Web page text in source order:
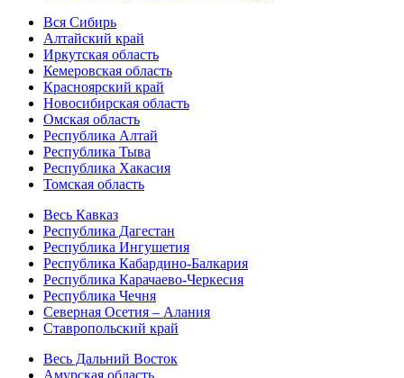
Вся Сибирь
Алтайский край
Иркутская область
Кемеровская область
Красноярский край
Новосибирская область
Омская область
Республика Алтай
Республика Тыва
Республика Хакасия
Томская область
Весь Кавказ
Республика Дагестан
Республика Ингушетия
Республика Кабардино-Балкария
Республика Карачаево-Черкесия
Республика Чечня
Северная Осетия – Алания
Ставропольский край
Весь Дальний Восток
Амурская область